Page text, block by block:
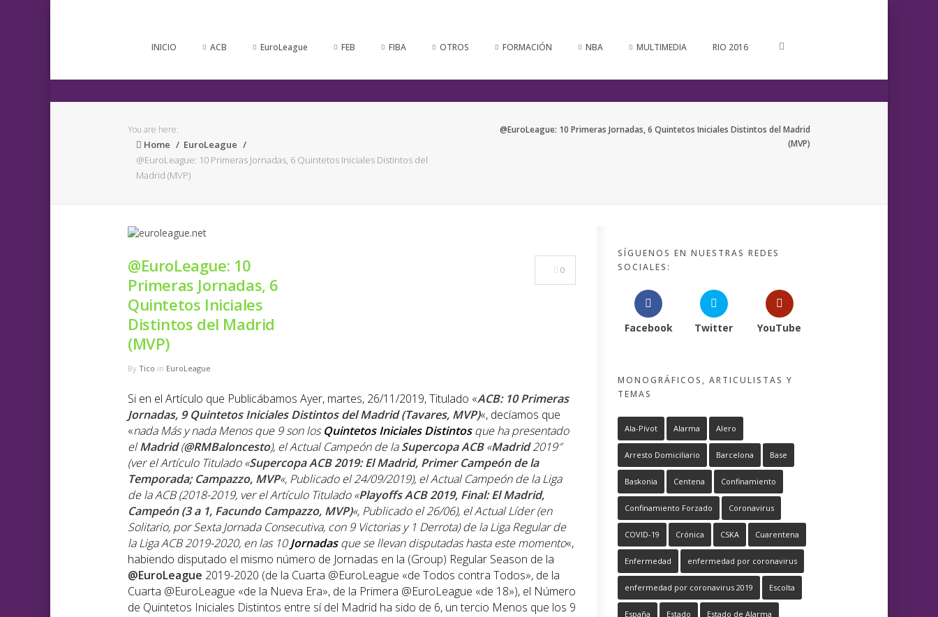
INICIO ACB EuroLeague FEB FIBA OTROS FORMACIÓN NBA MULTIMEDIA RIO 2016
You are here:
Home
EuroLeague
@EuroLeague: 10 Primeras Jornadas, 6 Quintetos Iniciales Distintos del
Madrid (MVP)
@EuroLeague: 10 Primeras Jornadas, 6 Quintetos Iniciales Distintos del Madrid
(MVP)
@EuroLeague: 10
Primeras Jornadas, 6
Quintetos Iniciales
Distintos del Madrid
(MVP)
By Tico in EuroLeague
0
Si en el Artículo que Publicábamos Ayer, martes, 26/11/2019, Titulado «ACB: 10 Primeras
Jornadas, 9 Quintetos Iniciales Distintos del Madrid (Tavares, MVP)«, decíamos que
«nada Más y nada Menos que 9 son losQuintetos Iniciales Distintosque ha presentado
elMadrid(@RMBaloncesto), el Actual Campeón de laSupercopaACB«Madrid2019″
(ver el Artículo Titulado «Supercopa ACB 2019: El Madrid, Primer Campeón de la
Temporada; Campazzo, MVP«, Publicado el 24/09/2019), el Actual Campeón de la Liga
de la ACB (2018-2019, ver el Artículo Titulado «Playoffs ACB 2019, Final: El Madrid,
Campeón (3 a 1, Facundo Campazzo, MVP)«, Publicado el 26/06), el Actual Líder (en
Solitario, por Sexta Jornada Consecutiva, con 9 Victorias y 1 Derrota) de laLiga Regular de
la Liga ACB 2019-2020, en las 10Jornadasque se llevan disputadas hasta este momento«,
habiendo disputado el mismo número de Jornadas en la (Group) Regular Season de la
@EuroLeague 2019-2020 (de la Cuarta @EuroLeague «de Todos contra Todos», de la
Cuarta @EuroLeague «de la Nueva Era», de la Primera @EuroLeague «de 18»), el Número
de Quintetos Iniciales Distintos entre sí del Madrid ha sido de 6, un tercio Menos que los 9
SÍGUENOS EN NUESTRAS REDES
SOCIALES:
Facebook Twitter YouTube
MONOGRÁFICOS, ARTICULISTAS Y
TEMAS
Ala-Pívot Alarma Alero
Arresto Domiciliario Barcelona Base
Baskonia Centena Confinamiento
Confinamiento Forzado Coronavirus
COVID-19 Crónica CSKA Cuarentena
Enfermedad enfermedad por coronavirus
enfermedad por coronavirus 2019 Escolta
España Estado Estado de Alarma